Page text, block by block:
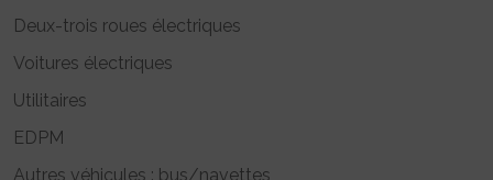
Deux-trois roues électriques
Voitures électriques
Utilitaires
EDPM
Autres véhicules : bus/navettes